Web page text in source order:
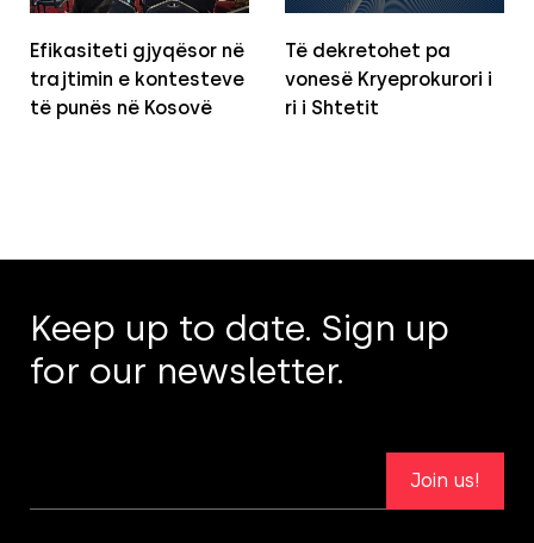
Efikasiteti gjyqësor në
trajtimin e kontesteve
të punës në Kosovë
Të dekretohet pa
vonesë Kryeprokurori i
ri i Shtetit
Keep up to date. Sign up
for our newsletter.
Join us!